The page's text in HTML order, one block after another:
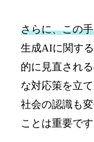
さらに、この
生成AIに関す
的に見直され
な対応策を立
社会の認識も
ことは重要です